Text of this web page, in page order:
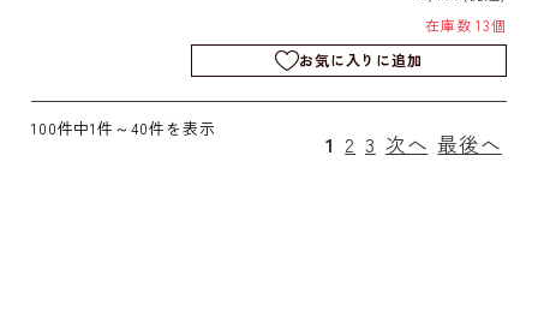
在庫数 13個
お気に入りに追加
100件中1件～40件を表示
1 2 3 次へ 最後へ